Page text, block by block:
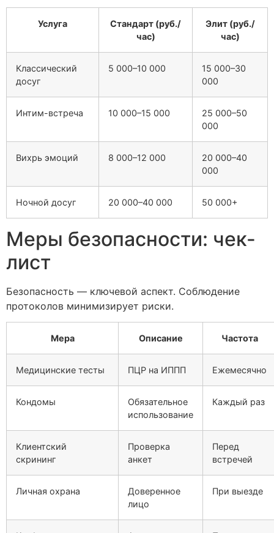
Услуга
Стандарт (руб./
час)
Элит (руб./
час)
Классический
досуг
5 000–10 000
15 000–30
000
Интим-встреча 10 000–15 000
25 000–50
000
Вихрь эмоций 8 000–12 000
20 000–40
000
Ночной досуг 20 000–40 000 50 000+
Меры безопасности: чек-
лист
Безопасность — ключевой аспект. Соблюдение
протоколов минимизирует риски.
Мера Описание Частота
Медицинские тесты ПЦР на ИППП Ежемесячно
Кондомы
Обязательное
использование
Каждый раз
Клиентский
скрининг
Проверка
анкет
Перед
встречей
Личная охрана
Доверенное
лицо
При выезде